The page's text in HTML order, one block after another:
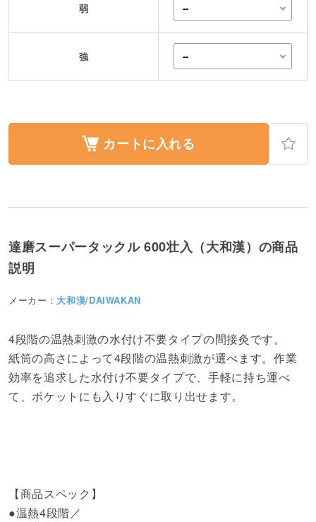
弱
強
カートに入れる
達磨スーパータックル 600壮入（大和漢）の商品
説明
メーカー： 大和漢/DAIWAKAN
4段階の温熱刺激の水付け不要タイプの間接灸です。
紙筒の高さによって4段階の温熱刺激が選べます。作業
効率を追求した水付け不要タイプで、手軽に持ち運べ
て、ポケットにも入りすぐに取り出せます。
【商品スペック】
●温熱4段階／